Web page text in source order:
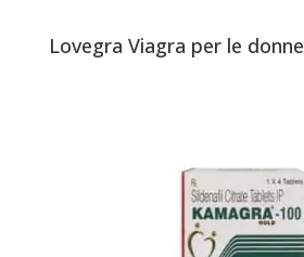
Lovegra Viagra per le donne